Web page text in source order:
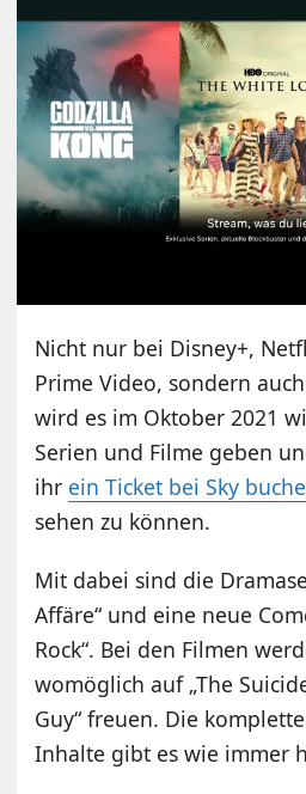
Nicht nur bei Disney+,
Prime Video, sondern
wird es im Oktober 2021
Serien und Filme geben
ihr ein Ticket bei Sky
sehen zu können.
Mit dabei sind die
Affäre“ und eine neue
Rock“. Bei den Filmen
womöglich auf „The
Guy“ freuen. Die
Inhalte gibt es wie immer